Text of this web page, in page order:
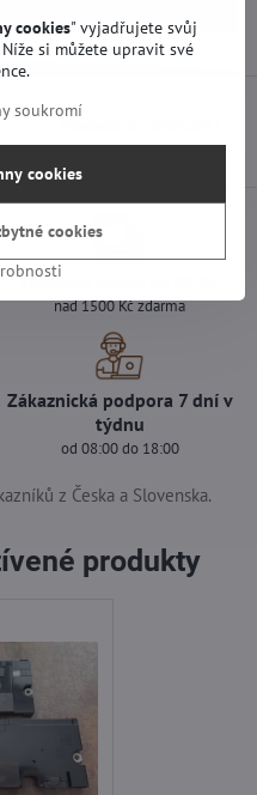
Doprava pouze za 89 Kč
nad 1500 Kč zdarma
Zákaznická podpora 7 dní v
týdnu
od 08:00 do 18:00
z Česka a Slovenska.
produkty
cookies" vyjadřujete svůj
si můžete upravit své
soukromí
cookies
cookies